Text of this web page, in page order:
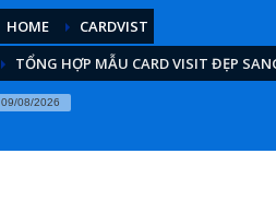
HOME
CARDVIST
TỔNG HỢP MẪU CARD VISIT ĐẸP
09/08/2026